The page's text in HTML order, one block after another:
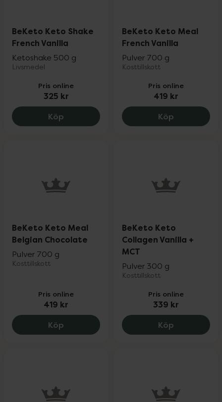
BeKeto Keto Shake
French Vanilla
Ketoshake 500 g
Livsmedel
Pris online
325 kr
Köp BeKeto Keto Shake French Vanilla, 325
BeKeto Keto Meal
French Vanilla
Pulver 700 g
Kosttillskott
Pris online
419 kr
Köp BeKeto
BeKeto Keto Meal
Belgian Chocolate
Pulver 700 g
Kosttillskott
Pris online
419 kr
Köp BeKeto Keto Meal Belgian Chocolate,
BeKeto Keto
Collagen Vanilla +
MCT
Pulver 300 g
Kosttillskott
Pris online
339 kr
Köp BeKeto